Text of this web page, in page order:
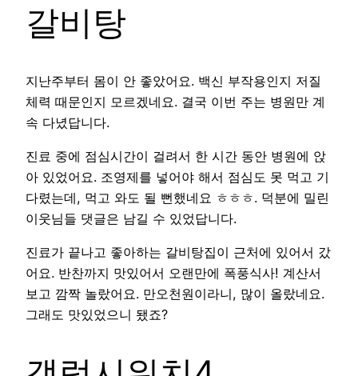
갈비탕
지난주부터 몸이 안 좋았어요. 백신 부작용인지 저질
체력 때문인지 모르겠네요. 결국 이번 주는 병원만 계
속 다녔답니다.
진료 중에 점심시간이 걸려서 한 시간 동안 병원에 앉
아 있었어요. 조영제를 넣어야 해서 점심도 못 먹고 기
다렸는데, 먹고 와도 될 뻔했네요 ㅎㅎㅎ. 덕분에 밀린
이웃님들 댓글은 남길 수 있었답니다.
진료가 끝나고 좋아하는 갈비탕집이 근처에 있어서 갔
어요. 반찬까지 맛있어서 오랜만에 폭풍식사! 계산서
보고 깜짝 놀랐어요. 만오천원이라니, 많이 올랐네요.
그래도 맛있었으니 됐죠?